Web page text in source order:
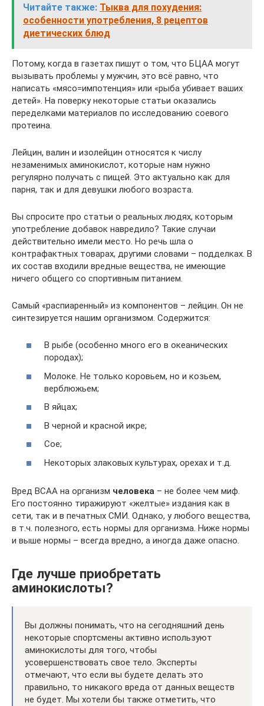
Читайте также: Тыква для похудения:
особенности употребления, 8 рецептов
диетических блюд
Потому, когда в газетах пишут о том, что БЦАА могут
вызывать проблемы у мужчин, это всё равно, что
написать «мясо=импотенция» или «рыба убивает ваших
детей». На поверку некоторые статьи оказались
переделками материалов по исследованию соевого
протеина.
Лейцин, валин и изолейцин относятся к числу
незаменимых аминокислот, которые нам нужно
регулярно получать с пищей. Это актуально как для
парня, так и для девушки любого возраста.
Вы спросите про статьи о реальных людях, которым
употребление добавок навредило? Такие случаи
действительно имели место. Но речь шла о
контрафактных товарах, другими словами – подделках. В
их состав входили вредные вещества, не имеющие
ничего общего со спортивным питанием.
Самый «распиаренный» из компонентов – лейцин. Он не
синтезируется нашим организмом. Содержится:
В рыбе (особенно много его в океанических
породах);
Молоке. Не только коровьем, но и козьем,
верблюжьем;
В яйцах;
В черной и красной икре;
Сое;
Некоторых злаковых культурах, орехах и т.д.
Вред BCAA на организм человека – не более чем миф.
Его постоянно тиражируют «желтые» издания как в
сети, так и в печатных СМИ. Однако, у любого вещества,
в т.ч. полезного, есть нормы для организма. Ниже нормы
и выше нормы – всегда вредно, а иногда даже опасно.
Где лучше приобретать
аминокислоты?
Вы должны понимать, что на сегодняшний день
некоторые спортсмены активно используют
аминокислоты для того, чтобы
усовершенствовать свое тело. Эксперты
отмечают, что если вы будете делать это
правильно, то никакого вреда от данных веществ
не будет. Мы хотели бы также отметить, что